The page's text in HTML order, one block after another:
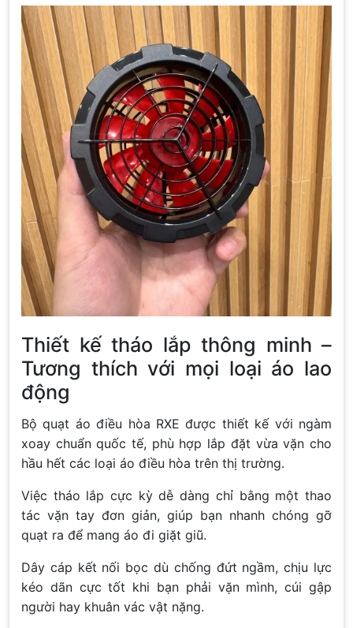
Thiết kế tháo lắp thông minh –
Tương thích với mọi loại áo lao
động
Bộ quạt áo điều hòa RXE được thiết kế với ngàm
xoay chuẩn quốc tế, phù hợp lắp đặt vừa vặn cho
hầu hết các loại áo điều hòa trên thị trường.
Việc tháo lắp cực kỳ dễ dàng chỉ bằng một thao
tác vặn tay đơn giản, giúp bạn nhanh chóng gỡ
quạt ra để mang áo đi giặt giũ.
Dây cáp kết nối bọc dù chống đứt ngầm, chịu lực
kéo dãn cực tốt khi bạn phải vặn mình, cúi gập
người hay khuân vác vật nặng.